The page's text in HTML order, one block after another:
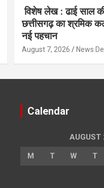
विशेष लेख : ढाई साल
छत्तीसगढ़ का श्रमिक
नई पहचान
August 7, 2026 News
Calendar
AUGUST
M T W T